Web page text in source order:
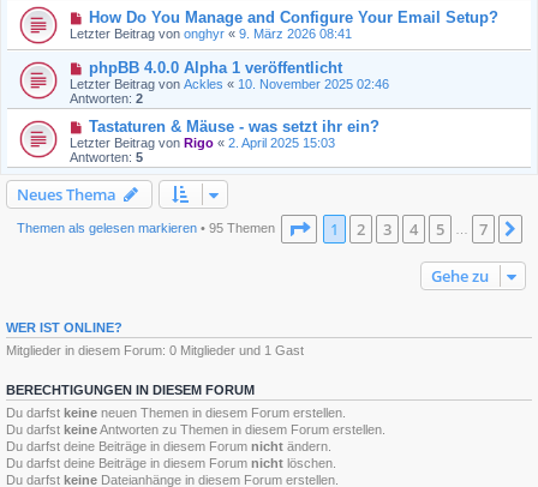
How Do You Manage and Configure Your Email Setup?
Letzter Beitrag von onghyr « 9. März 2026 08:41
phpBB 4.0.0 Alpha 1 veröffentlicht
Letzter Beitrag von Ackles « 10. November 2025 02:46
Antworten: 2
Tastaturen & Mäuse - was setzt ihr ein?
Letzter Beitrag von Rigo « 2. April 2025 15:03
Antworten: 5
Neues Thema
Themen als gelesen markieren• 95 Themen Seite 1von
1 2 3 4 5 7
Gehe zu
WER IST ONLINE?
Mitglieder in diesem Forum: 0 Mitglieder und 1 Gast
BERECHTIGUNGEN IN DIESEM FORUM
Du darfst keine neuen Themen in diesem Forum erstellen.
Du darfst keineAntworten zu Themen in diesem Forum erstellen.
Du darfst deine Beiträge in diesem Forum nicht ändern.
Du darfst deine Beiträge in diesem Forum nicht löschen.
Du darfst keine Dateianhänge in diesem Forum erstellen.